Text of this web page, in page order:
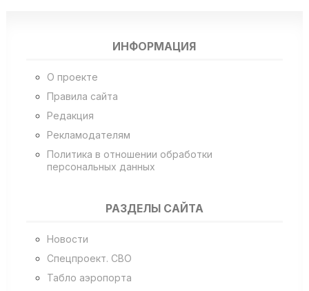
ИНФОРМАЦИЯ
О проекте
Правила сайта
Редакция
Рекламодателям
Политика в отношении обработки
персональных данных
РАЗДЕЛЫ САЙТА
Новости
Спецпроект. СВО
Табло аэропорта